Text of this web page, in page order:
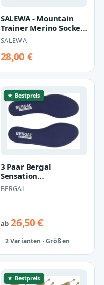
SALEWA - Mountain
Trainer Merino Socken
Herren - Grau (Gr.42-
44)
SALEWA
28,00 €
★ Bestpreis
3 Paar Bergal
Sensation
Einlegesohle Sohle
Visko Schaum Gr. 36-46
BERGAL
ab26,50 €
2 Varianten · Größen
★ Bestpreis